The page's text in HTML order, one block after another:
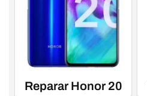
Reparar Honor 20